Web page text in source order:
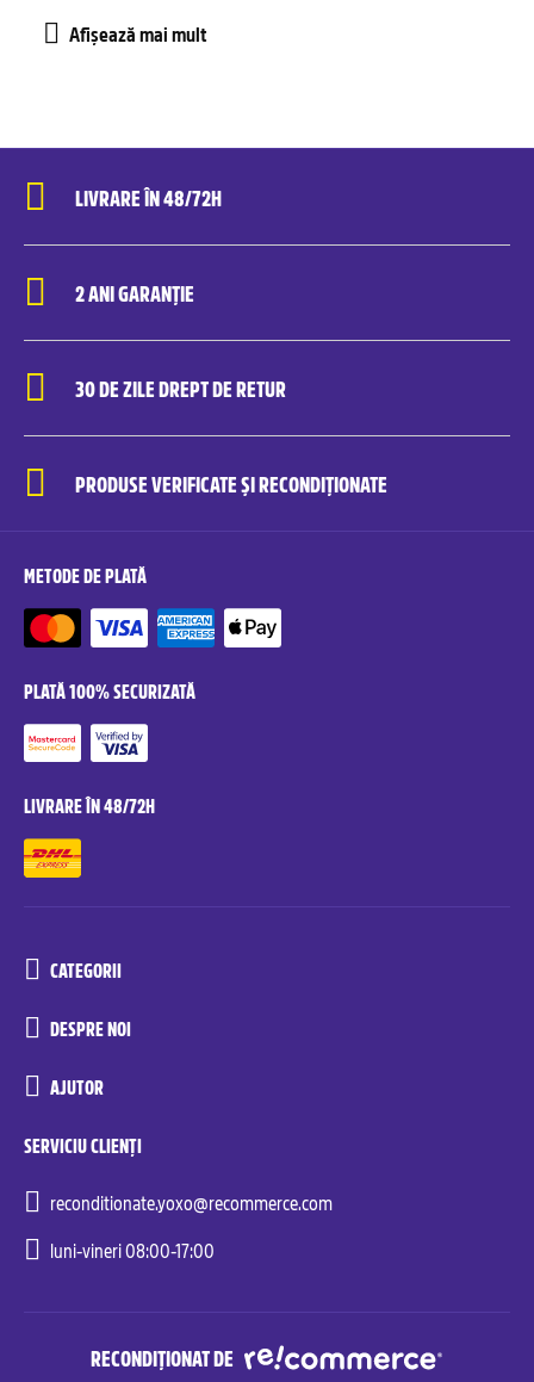
LIVRARE ÎN 48/72H
2 ANI GARANȚIE
30 DE ZILE DREPT DE RETUR
PRODUSE VERIFICATE ȘI RECONDIȚIONATE
METODE DE PLATĂ
PLATĂ 100% SECURIZATĂ
LIVRARE ÎN 48/72H
CATEGORII
DESPRE NOI
AJUTOR
SERVICIU CLIENȚI
reconditionate.yoxo@recommerce.com
luni-vineri 08:00-17:00
RECONDIȚIONAT DE